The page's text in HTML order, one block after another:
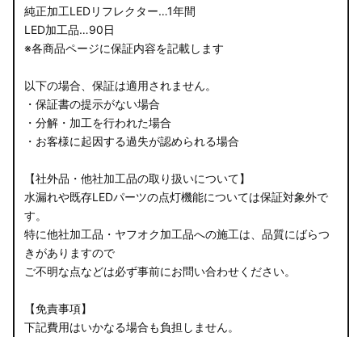
純正加工LEDリフレクター…1年間
LED加工品…90日
※各商品ページに保証内容を記載します
以下の場合、保証は適用されません。
・保証書の提示がない場合
・分解・加工を行われた場合
・お客様に起因する過失が認められる場合
【社外品・他社加工品の取り扱いについて】
水漏れや既存LEDパーツの点灯機能については保証対象外で
す。
特に他社加工品・ヤフオク加工品への施工は、品質にばらつ
きがありますので
ご不明な点などは必ず事前にお問い合わせください。
【免責事項】
下記費用はいかなる場合も負担しません。